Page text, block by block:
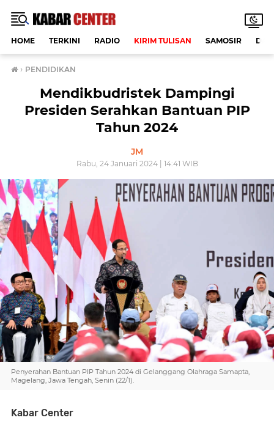
HOME TERKINI RADIO KIRIM TULISAN SAMOSIR
› PENDIDIKAN
Mendikbudristek Dampingi
Presiden Serahkan Bantuan PIP
Tahun 2024
JM
Rabu, 24 Januari 2024 | 14:41 WIB
Penyerahan Bantuan PIP Tahun 2024 di Gelanggang Olahraga Samapta,
Magelang, Jawa Tengah, Senin (22/1).
Kabar Center